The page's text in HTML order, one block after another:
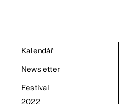
Kalendář
Newsletter
Festival
2022